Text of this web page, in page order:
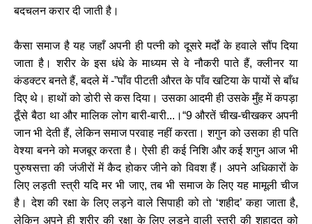
बदचलन करार दी जाती है।
कैसा समाज है यह जहाँ अपनी ही पत्नी को दूसरे मर्दों के हवाले सौंप दिया
जाता है। शरीर के इस धंधे के माध्यम से वे नौकरी पाते हैं, क्लीनर या
कंडक्टर बनते हैं, बदले में -”पाँव पीटती औरत के पाँव खटिया के पायों से बाँध
दिए थे। हाथों को डोरी से कस दिया। उसका आदमी ही उसके मुँह में कपड़ा
ठूँसे बैठा था और मालिक लोग बारी-बारी...।“9 औरतें चीख-चीखकर अपनी
जान भी देती हैं, लेकिन समाज परवाह नहीं करता। शगुन को उसका ही पति
वेश्या बनने को मजबूर करता है। ऐसी ही कई निशि और कई शगुन आज भी
पुरुषसत्ता की जंजीरों में कैद होकर जीने को विवश हैं। अपने अधिकारों के
लिए लड़ती स्त्री यदि मर भी जाए, तब भी समाज के लिए यह मामूली चीज
है। देश की रक्षा के लिए लड़ने वाले सिपाही को तो ‘शहीद’ कहा जाता है,
लेकिन अपने ही शरीर की रक्षा के लिए लड़ने वाली स्त्री की शहादत को